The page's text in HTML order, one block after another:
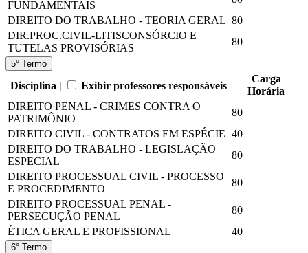
FUNDAMENTAIS
DIREITO DO TRABALHO - TEORIA GERAL 80
DIR.PROC.CIVIL-LITISCONSÓRCIO E
TUTELAS PROVISÓRIAS
80
5° Termo
Disciplina | Exibir professores responsáveis
Carga
Horária
DIREITO PENAL - CRIMES CONTRA O
PATRIMÔNIO
80
DIREITO CIVIL - CONTRATOS EM ESPÉCIE 40
DIREITO DO TRABALHO - LEGISLAÇÃO
ESPECIAL
80
DIREITO PROCESSUAL CIVIL - PROCESSO
E PROCEDIMENTO
80
DIREITO PROCESSUAL PENAL -
PERSECUÇÃO PENAL
80
ÉTICA GERAL E PROFISSIONAL
40
6° Termo